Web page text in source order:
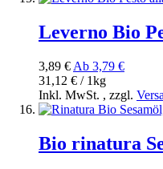
Leverno Bio
3,89 € Ab 3,79 €
31,12 € / 1kg
Inkl. MwSt. , zzgl.
Bio rinatura